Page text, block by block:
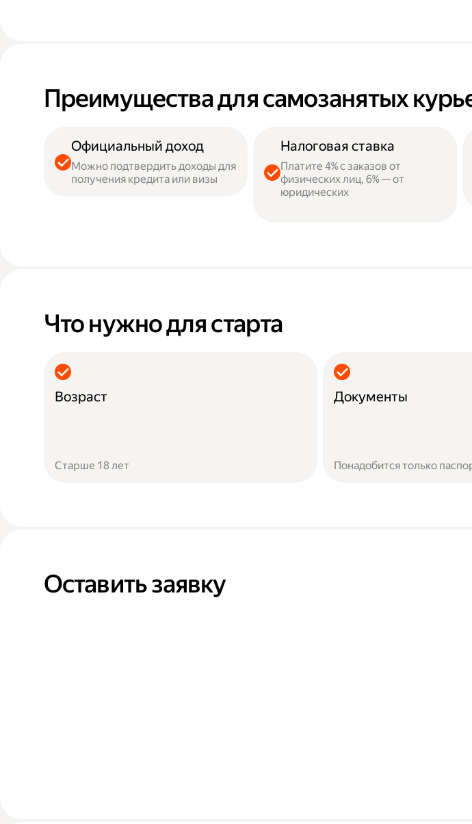
Преимущества для самозанятых
Официальный доход
Можно подтвердить доходы для
получения кредита или визы
Налоговая ставка
Платите 4% с заказов от
физических лиц, 6% — от
юридических
Что нужно для старта
Возраст
Старше 18 лет
Документы
Понадобится только
Оставить заявку